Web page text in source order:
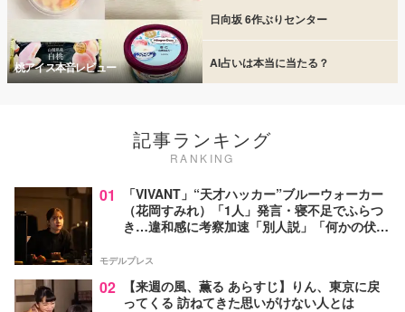
桃アイス本音レビュー
日向坂 6作ぶりセンター
AI占いは本当に当たる？
記事ランキング
RANKING
01
「VIVANT」“天才ハッカー”ブルーウォーカー
（花岡すみれ）「1人」発言・寝不足でふらつ
き…違和感に考察加速「別人説」「何かの伏線
モデルプレス
02
【来週の風、薫る あらすじ】りん、東京に戻
ってくる 訪ねてきた思いがけない人とは